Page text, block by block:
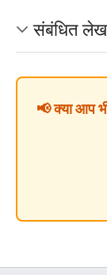
संबंधित लेख
📢 क्या आप